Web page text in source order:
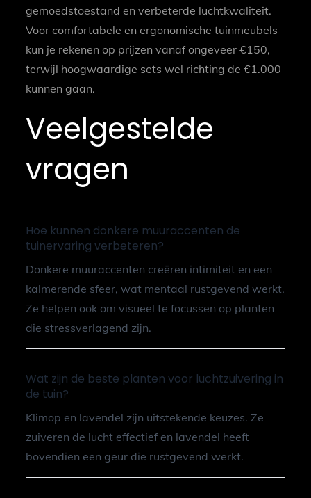
gemoedstoestand en verbeterde luchtkwaliteit.
Voor comfortabele en ergonomische tuinmeubels
kun je rekenen op prijzen vanaf ongeveer €150,
terwijl hoogwaardige sets wel richting de €1.000
kunnen gaan.
Veelgestelde
vragen
Hoe kunnen donkere muuraccenten de
tuinervaring verbeteren?
Donkere muuraccenten creëren intimiteit en een
kalmerende sfeer, wat mentaal rustgevend werkt.
Ze helpen ook om visueel te focussen op planten
die stressverlagend zijn.
Wat zijn de beste planten voor luchtzuivering in
de tuin?
Klimop en lavendel zijn uitstekende keuzes. Ze
zuiveren de lucht effectief en lavendel heeft
bovendien een geur die rustgevend werkt.